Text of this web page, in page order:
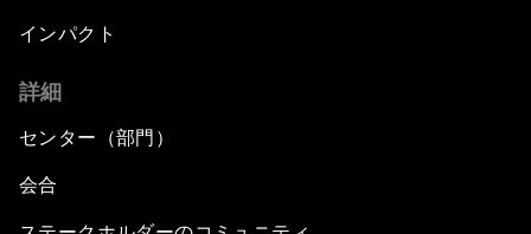
インパクト
詳細
センター（部門）
会合